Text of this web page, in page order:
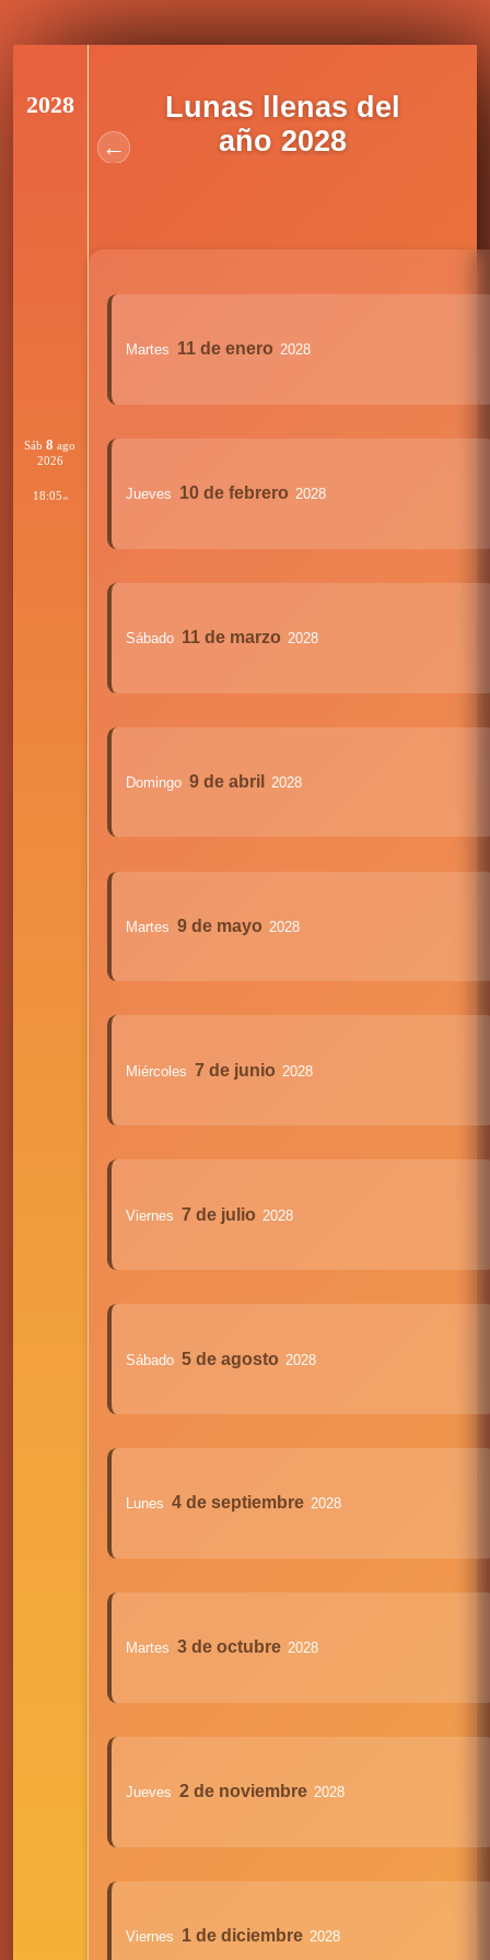
2028
Sáb8 ago
2026
18:05 :09
←
Lunas llenas del
año 2028
Martes 11 de enero 2028
Jueves 10 de febrero 2028
Sábado 11 de marzo 2028
Domingo 9 de abril 2028
Martes 9 de mayo 2028
Miércoles 7 de junio 2028
Viernes 7 de julio 2028
Sábado 5 de agosto 2028
Lunes 4 de septiembre 2028
Martes 3 de octubre 2028
Jueves 2 de noviembre 2028
Viernes 1 de diciembre 2028